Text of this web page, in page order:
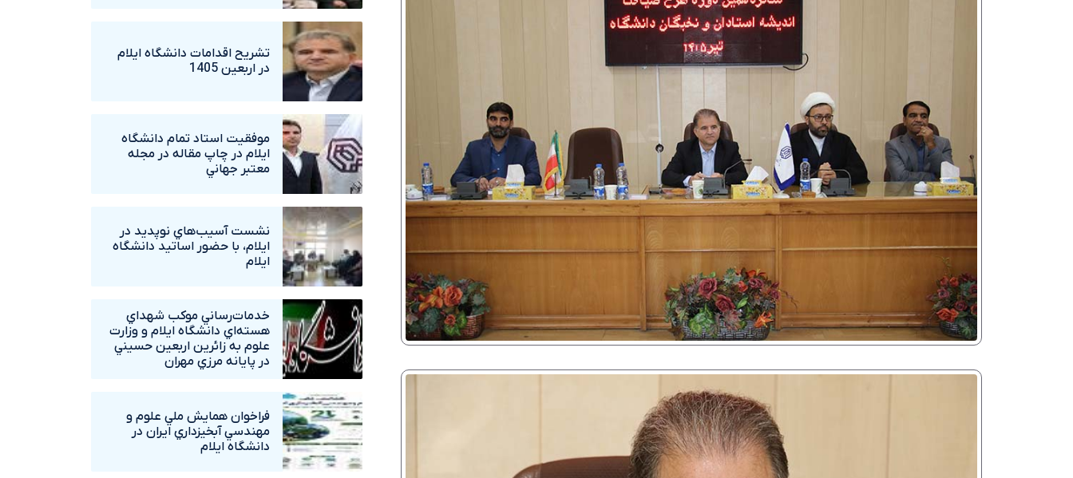
تشريح اقدامات دانشگاه ايلام
در اربعين 1405
موفقيت استاد تمام دانشگاه
ايلام در چاپ مقاله در مجله
معتبر جهاني
نشست آسيب‌هاي نوپديد در
ايلام، با حضور اساتيد دانشگاه
ايلام
خدمات‌رساني موکب شهداي
هسته‌اي دانشگاه ايلام و وزارت
علوم به زائرين اربعين حسيني
در پايانه مرزي مهران
فراخوان همايش ملي علوم و
مهندسي آبخيزداري ايران در
دانشگاه ايلام